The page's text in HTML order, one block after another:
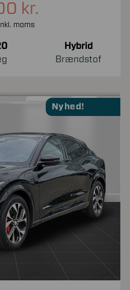
kr.
moms
Hybrid
Brændstof
Nyhed!